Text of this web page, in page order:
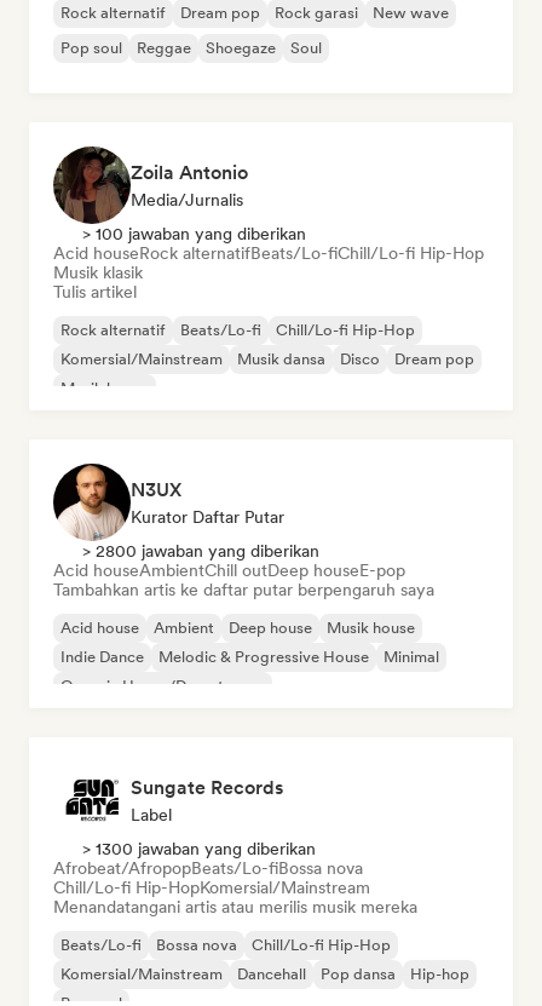
Rock alternatif Dream pop Rock garasi
New wave
Pop soul
Reggae Shoegaze Soul
Zoila Antonio
Media/Jurnalis
> 100 jawaban yang diberikan
Acid houseRock alternatifBeats/Lo-fiChill/Lo-fi Hip-Hop
Musik klasik
Tulis artikel
Rock alternatif Beats/Lo-fi
Chill/Lo-fi Hip-Hop
Komersial/Mainstream
Musik dansa Disco
Dream pop
Musik house
N3UX
Kurator Daftar Putar
> 2800 jawaban yang diberikan
Acid houseAmbientChill outDeep houseE-pop
Tambahkan artis ke daftar putar berpengaruh saya
Acid house Ambient Deep house
Musik house
Indie Dance
Melodic & Progressive House
Minimal
Organic House/Downtempo
Sungate Records
Label
> 1300 jawaban yang diberikan
Afrobeat/AfropopBeats/Lo-fiBossa nova
Chill/Lo-fi Hip-HopKomersial/Mainstream
Menandatangani artis atau merilis musik mereka
Beats/Lo-fi Bossa nova
Chill/Lo-fi Hip-Hop
Komersial/Mainstream
Dancehall Pop dansa
Hip-hop